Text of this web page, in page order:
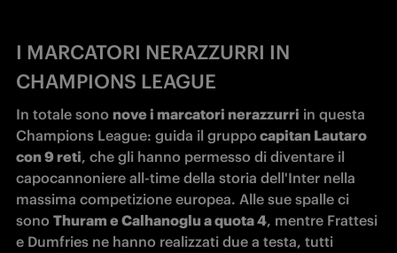
I MARCATORI NERAZZURRI IN
CHAMPIONS LEAGUE
In totale sono nove i marcatori nerazzurri in questa
Champions League: guida il gruppo capitan Lautaro
con 9 reti, che gli hanno permesso di diventare il
capocannoniere all-time della storia dell'Inter nella
massima competizione europea. Alle sue spalle ci
sono Thuram e Calhanoglu a quota 4, mentre Frattesi
e Dumfries ne hanno realizzati due a testa, tutti